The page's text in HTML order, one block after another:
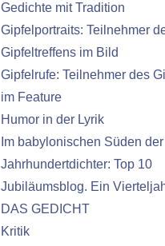
Gedichte mit Tradition
Gipfelportraits: Teilnehmer
Gipfeltreffens im Bild
Gipfelrufe: Teilnehmer des
im Feature
Humor in der Lyrik
Im babylonischen Süden
Jahrhundertdichter: Top 10
Jubiläumsblog. Ein
DAS GEDICHT
Kritik